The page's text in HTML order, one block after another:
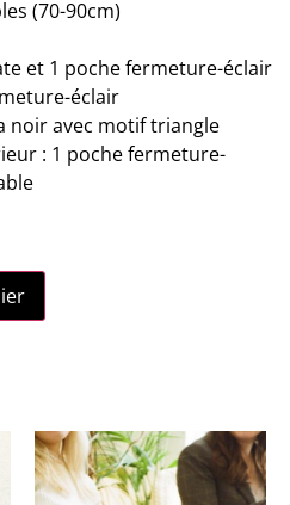
(70-90cm)
et 1 poche fermeture-éclair
éclair
noir avec motif triangle
: 1 poche fermeture-